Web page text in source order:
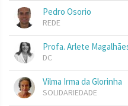
Pedro Osorio
REDE
Profa. Arlete
DC
Vilma Irma da Glorinha
SOLIDARIEDADE